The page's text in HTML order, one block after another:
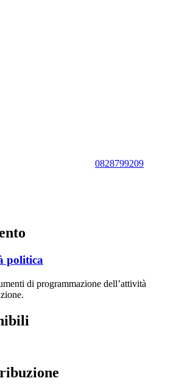
0828799209
politica
di programmazione dell’attività